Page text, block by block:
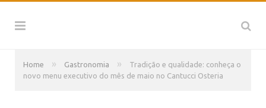
Home » Gastronomia »
Tradição e qualidade: conheça o
novo menu executivo do mês de maio no Cantucci Osteria